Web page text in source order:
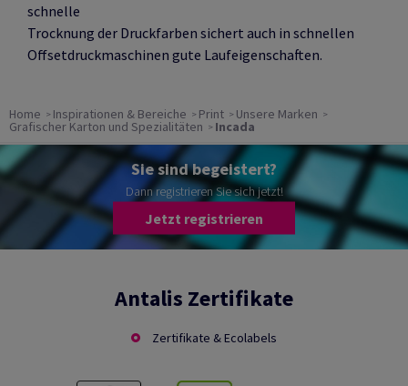
schnelle
Trocknung der Druckfarben sichert auch in schnellen
Offsetdruckmaschinen gute Laufeigenschaften.
Home Inspirationen & Bereiche Print Unsere Marken
Grafischer Karton und Spezialitäten Incada
Sie sind begeistert?
Dann registrieren Sie sich jetzt!
Jetzt registrieren
Antalis Zertifikate
Zertifikate & Ecolabels